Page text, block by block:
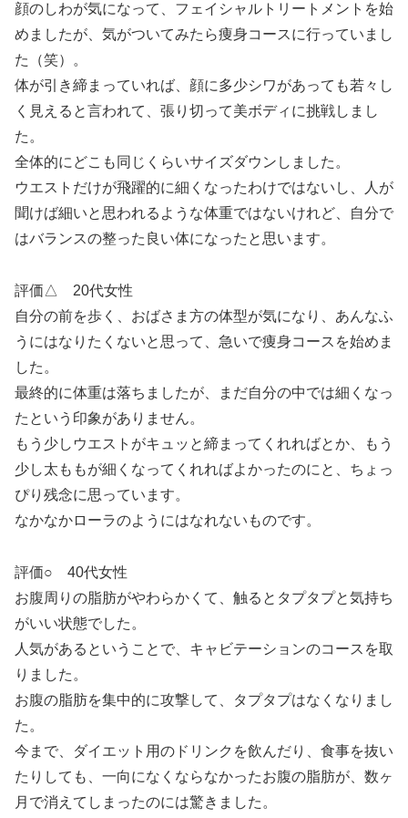
顔のしわが気になって、フェイシャルトリートメントを始
めましたが、気がついてみたら痩身コースに行っていまし
た（笑）。
体が引き締まっていれば、顔に多少シワがあっても若々し
く見えると言われて、張り切って美ボディに挑戦しまし
た。
全体的にどこも同じくらいサイズダウンしました。
ウエストだけが飛躍的に細くなったわけではないし、人が
聞けば細いと思われるような体重ではないけれど、自分で
はバランスの整った良い体になったと思います。
評価△ 20代女性
自分の前を歩く、おばさま方の体型が気になり、あんなふ
うにはなりたくないと思って、急いで痩身コースを始めま
した。
最終的に体重は落ちましたが、まだ自分の中では細くなっ
たという印象がありません。
もう少しウエストがキュッと締まってくれればとか、もう
少し太ももが細くなってくれればよかったのにと、ちょっ
ぴり残念に思っています。
なかなかローラのようにはなれないものです。
評価○ 40代女性
お腹周りの脂肪がやわらかくて、触るとタプタプと気持ち
がいい状態でした。
人気があるということで、キャビテーションのコースを取
りました。
お腹の脂肪を集中的に攻撃して、タプタプはなくなりまし
た。
今まで、ダイエット用のドリンクを飲んだり、食事を抜い
たりしても、一向になくならなかったお腹の脂肪が、数ヶ
月で消えてしまったのには驚きました。